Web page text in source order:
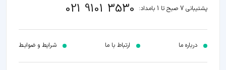
پشتیبانی 7 صبح تا 1 بامداد: 021 9101 3530
درباره ما ارتباط با ما شرایط و ضوابـط